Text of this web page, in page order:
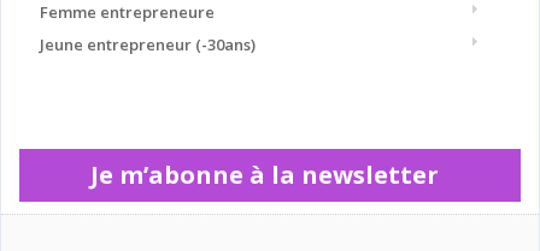
Femme entrepreneure
Jeune entrepreneur (-30ans)
Je m’abonne à la newsletter